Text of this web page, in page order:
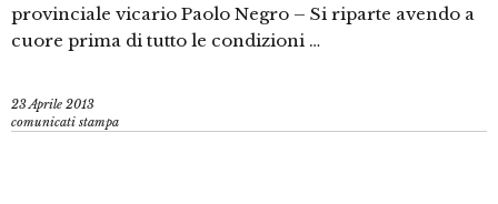
provinciale vicario Paolo Negro – Si riparte avendo a
cuore prima di tutto le condizioni …
23 Aprile 2013
comunicati stampa